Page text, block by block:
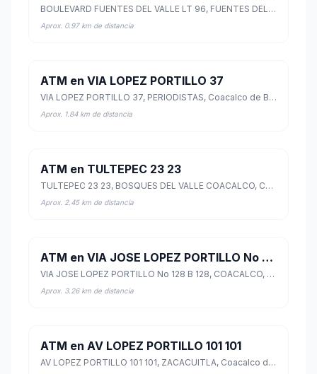
BOULEVARD FUENTES DEL VALLE LT 96, FUENTES DEL VALLE TULTITLAN, Tultitlán, México
Aprox. 0.97 km de distancia
ATM en VIA LOPEZ PORTILLO 37
VIA LOPEZ PORTILLO 37, PERIODISTAS, Coacalco de Berriozábal, México
Aprox. 1.84 km de distancia
ATM en TULTEPEC 23 23
TULTEPEC 23 23, BOSQUES DEL VALLE COACALCO, Coacalco de Berriozábal, México
Aprox. 2.45 km de distancia
ATM en VIA JOSE LOPEZ PORTILLO No 128 B 128
VIA JOSE LOPEZ PORTILLO No 128 B 128, COACALCO, Coacalco de Berriozábal, México
Aprox. 3.26 km de distancia
ATM en AV LOPEZ PORTILLO 101 101
AV LOPEZ PORTILLO 101 101, ZACACUITLA, Coacalco de Berriozábal, México